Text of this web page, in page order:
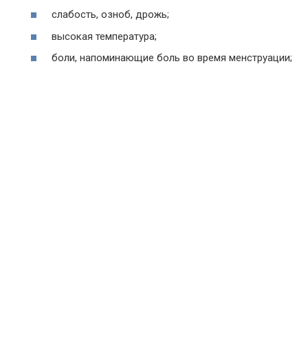
слабость, озноб, дрожь;
высокая температура;
боли, напоминающие боль во время менструации;